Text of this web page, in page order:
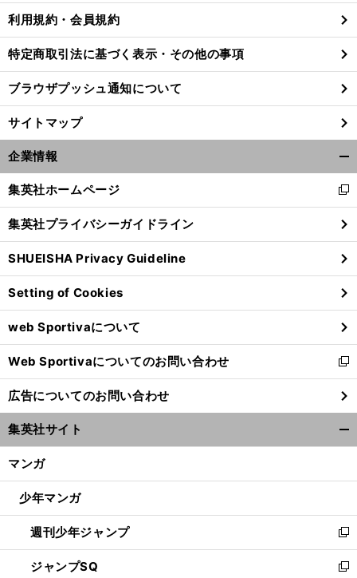
利用規約・会員規約
特定商取引法に基づく表示・その他の事項
ブラウザプッシュ通知について
サイトマップ
企業情報
閉
る
集英社ホームページ
新
し
い
ウ
ィ
ン
ド
ウ
で
開
く
集英社プライバシーガイドライン
SHUEISHA Privacy Guideline
Setting of Cookies
web Sportivaについて
Web Sportivaについてのお問い合わせ
新
し
い
ウ
ィ
ン
ウ
開
く
広告についてのお問い合わせ
集英社サイト
マンガ
少年マンガ
週刊少年ジャンプ
新
し
い
ジャンプSQ
新